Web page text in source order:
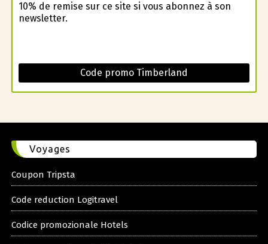
10% de remise sur ce site si vous abonnez à son
newsletter.
Code promo Timberland
Voyages
Coupon Tripsta
Code reduction Logitravel
Codice promozionale Hotels